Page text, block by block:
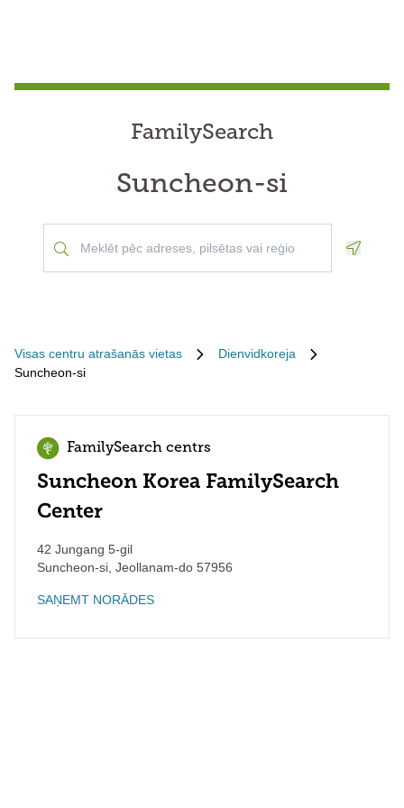
FamilySearch
Suncheon-si
Visas centru atrašanās vietas
Dienvidkoreja
Suncheon-si
FamilySearch centrs
Suncheon Korea FamilySearch
Center
42 Jungang 5-gil
Suncheon-si Jeollanam-do 57956
SAŅEMT NORĀDES